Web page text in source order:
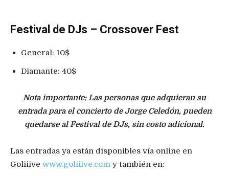
Festival de DJs – Crossover Fest
General: 10$
Diamante: 40$
Nota importante: Las personas que adquieran su
entrada para el concierto de Jorge Celedón, pueden
quedarse al Festival de DJs, sin costo adicional.
Las entradas ya están disponibles vía online en
Goliiive www.goliiive.com y también en: